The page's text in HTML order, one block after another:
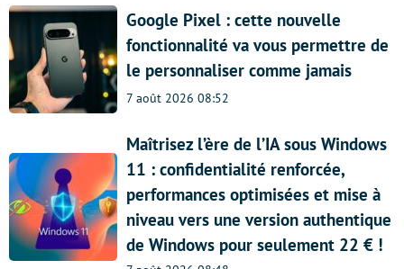
Google Pixel : cette nouvelle
fonctionnalité va vous permettre de
le personnaliser comme jamais
7 août 2026 08:52
Maîtrisez l’ère de l’IA sous Windows
11 : confidentialité renforcée,
performances optimisées et mise à
niveau vers une version authentique
de Windows pour seulement 22 € !